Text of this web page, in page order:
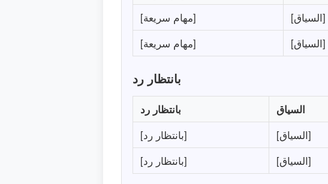
[مهام سريعة]
[السياق]
[مهام سريعة]
[السياق]
بانتظار رد
بانتظار رد السياق
[بانتظار رد]
[السياق]
[بانتظار رد]
[السياق]